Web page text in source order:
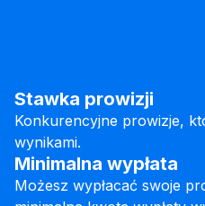
Stawka prowizji
Konkurencyjne prowizje,
wynikami.
Minimalna wypłata
Możesz wypłacać swoje